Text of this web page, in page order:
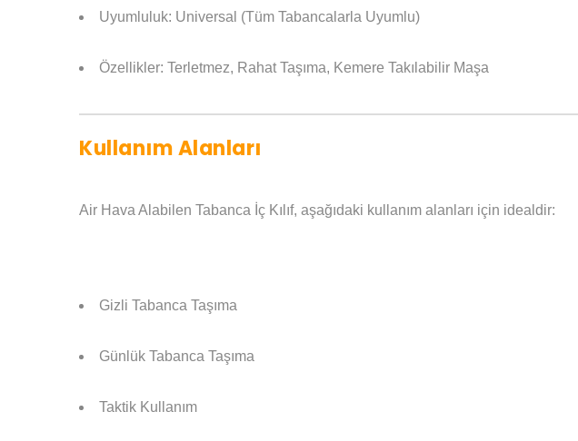
Uyumluluk: Universal (Tüm Tabancalarla Uyumlu)
Özellikler: Terletmez, Rahat Taşıma, Kemere Takılabilir Maşa
Kullanım Alanları
Air Hava Alabilen Tabanca İç Kılıf, aşağıdaki kullanım alanları için idealdir:
Gizli Tabanca Taşıma
Günlük Tabanca Taşıma
Taktik Kullanım